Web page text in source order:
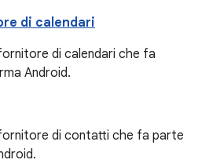
di calendari
di calendari che fa
Android.
di contatti che fa parte